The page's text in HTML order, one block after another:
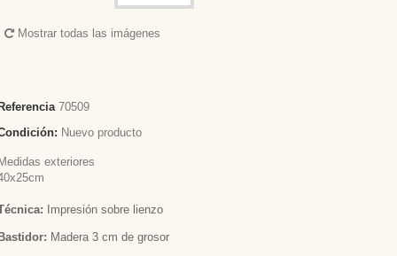
Mostrar todas las imágenes
70509
Nuevo producto
exteriores
Impresión sobre lienzo
Madera 3 cm de grosor